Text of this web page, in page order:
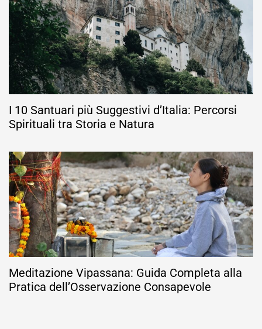
I 10 Santuari più Suggestivi d’Italia: Percorsi
Spirituali tra Storia e Natura
Meditazione Vipassana: Guida Completa alla
Pratica dell’Osservazione Consapevole